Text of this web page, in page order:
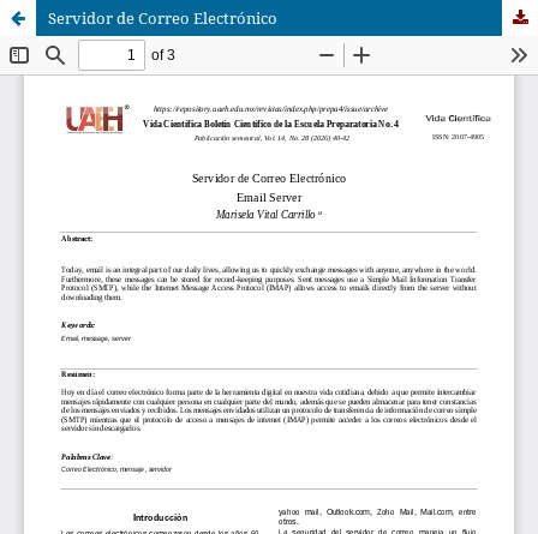
Servidor de Correo Electrónico